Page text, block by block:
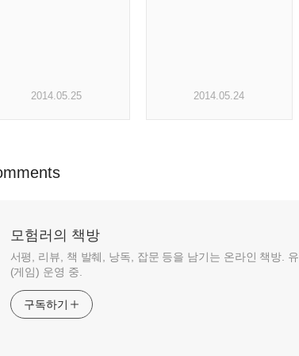
2014.05.25 2014.05.24
모험러의 책방
서평, 리뷰, 책 발췌, 낭독, 잡문 등을 남기는 온라인 책방.
(게임) 운영 중.
구독하기